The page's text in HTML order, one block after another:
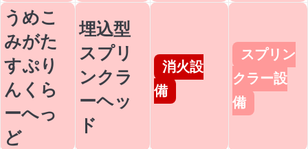
うめこ
みがた
すぷり
んくら
ーへっ
ど
埋込型
スプリ
ンクラ
ーヘッ
ド
消火設
備
スプリン
クラー設
備